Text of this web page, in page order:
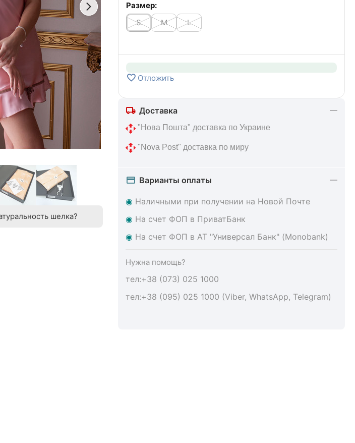
Размер:
S
M L
Отложить
Доставка
"Нова Пошта" доставка по Украине
"Nova Post" доставка по миру
Варианты оплаты
◉ Наличными при получении на Новой Почте
◉ На счет ФОП в ПриватБанк
◉ На счет ФОП в АТ "Универсал Банк" (Monobank)
Нужна помощь?
тел:+38 (073) 025 1000
тел:+38 (095) 025 1000 (Viber, WhatsApp, Telegram)
шелка?